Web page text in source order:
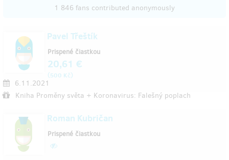
1 846 fans contributed anonymously
Pavel Třeštík
6.11.2021
Kniha Proměny světa + Koronavirus: Falešný poplach
Prispené čiastkou
20,61 €
(500 Kč)
Roman Kubričan
Prispené čiastkou